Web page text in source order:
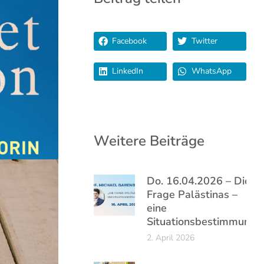
Facebook Twitter
LinkedIn WhatsApp
Weitere Beiträge
Do. 16.04.2026 – Die
Frage Palästinas –
eine
Situationsbestimmung
2. April 2026